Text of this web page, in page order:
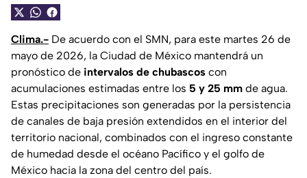
Clima.- De acuerdo con el SMN, para este martes 26 de
mayo de 2026, la Ciudad de México mantendrá un
pronóstico de intervalos de chubascos con
acumulaciones estimadas entre los 5 y 25 mm de agua.
Estas precipitaciones son generadas por la persistencia
de canales de baja presión extendidos en el interior del
territorio nacional, combinados con el ingreso constante
de humedad desde el océano Pacífico y el golfo de
México hacia la zona del centro del país.